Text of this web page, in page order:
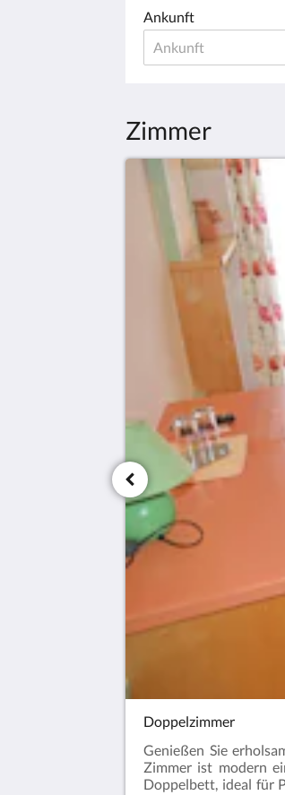
Ankunft
Zimmer
Doppelzimmer
Genießen Sie
Zimmer ist modern
Doppelbett, ideal für